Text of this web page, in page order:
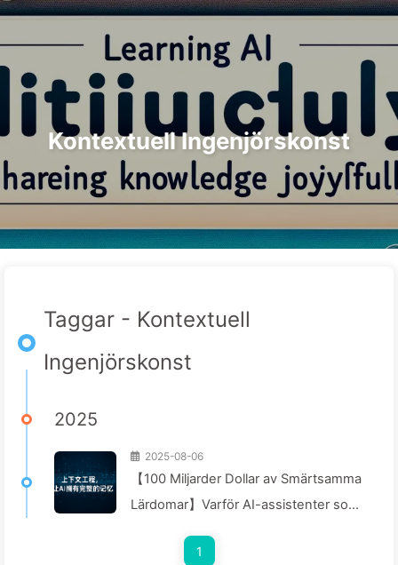
Sök Hem Arkiv Taggar Kategorier
Länkar Om oss 🇸🇪 Svenska
Kontextuell Ingenjörskonst
Taggar - Kontextuell
Ingenjörskonst
2025
2025-08-06
【100 Miljarder Dollar av Smärtsamma
Lärdomar】Varför AI-assistenter som
"glömmer" i kritiska stunder, medan
1